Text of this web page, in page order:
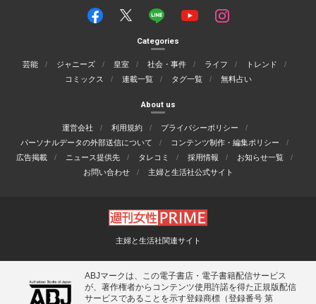
Categories
芸能 ジャニーズ 皇室 社会・事件 ライフ
トレンド
コミックス
連載一覧 タグ一覧 無料占い
About us
運営会社 利用規約
プライバシーポリシー
パーソナルデータの外部送信について
コンテンツ制作・編集ポリシー
広告掲載
ニュース提供先 タレコミ 採用情報
お知らせ一覧
お問い合わせ
主婦と生活社公式サイト
主婦と生活社関連サイト
ABJマークは、この電子書店・電子書籍配信サービス
が、著作権者からコンテンツ使用許諾を得た正規版配信
サービスであることを示す登録商標（登録番号 第